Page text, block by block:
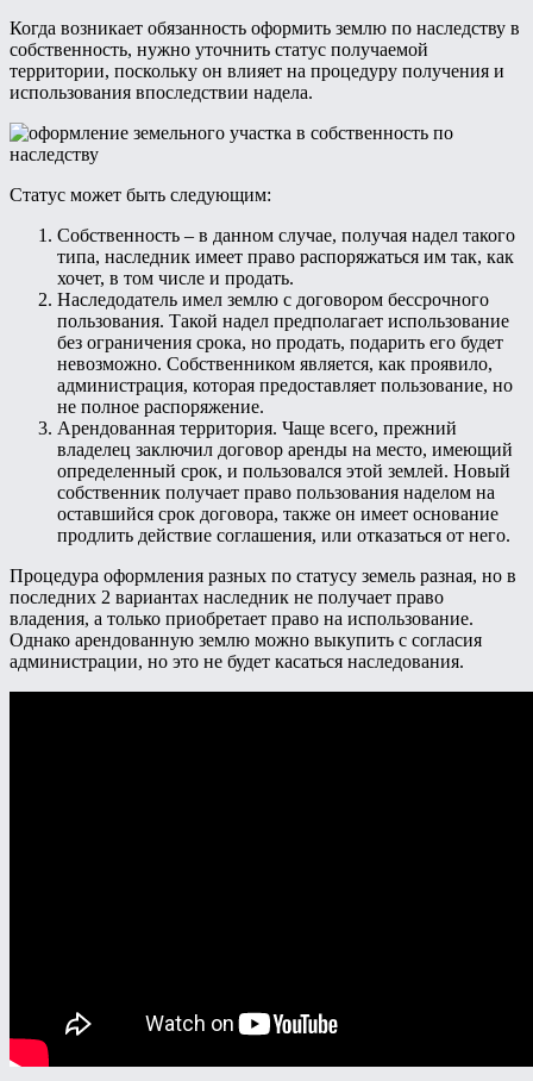
Когда возникает обязанность оформить землю по наследству в
собственность, нужно уточнить статус получаемой
территории, поскольку он влияет на процедуру получения и
использования впоследствии надела.
Статус может быть следующим:
Собственность – в данном случае, получая надел такого
типа, наследник имеет право распоряжаться им так, как
хочет, в том числе и продать.
Наследодатель имел землю с договором бессрочного
пользования. Такой надел предполагает использование
без ограничения срока, но продать, подарить его будет
невозможно. Собственником является, как проявило,
администрация, которая предоставляет пользование, но
не полное распоряжение.
Арендованная территория. Чаще всего, прежний
владелец заключил договор аренды на место, имеющий
определенный срок, и пользовался этой землей. Новый
собственник получает право пользования наделом на
оставшийся срок договора, также он имеет основание
продлить действие соглашения, или отказаться от него.
Процедура оформления разных по статусу земель разная, но в
последних 2 вариантах наследник не получает право
владения, а только приобретает право на использование.
Однако арендованную землю можно выкупить с согласия
администрации, но это не будет касаться наследования.